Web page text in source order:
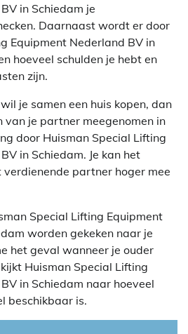
in Schiedam je
Daarnaast wordt er door
Equipment Nederland BV in
hoeveel schulden je hebt en
zijn.
je samen een huis kopen, dan
van je partner meegenomen in
door Huisman Special Lifting
in Schiedam. Je kan het
verdienende partner hoger mee
Special Lifting Equipment
worden gekeken naar je
het geval wanneer je ouder
Huisman Special Lifting
in Schiedam naar hoeveel
beschikbaar is.